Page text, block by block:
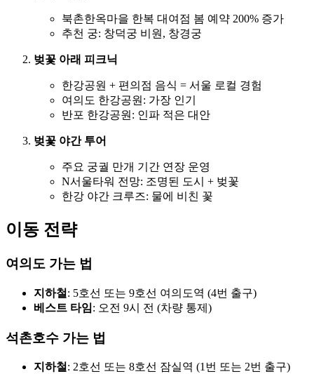
북촌한옥마을 한복 대여점 봄 예약 200% 증가
추천 궁: 창덕궁 비원, 창경궁
벚꽃 아래 피크닉
한강공원 + 편의점 음식 = 서울 로컬 경험
여의도 한강공원: 가장 인기
반포 한강공원: 인파 적은 대안
벚꽃 야간 투어
주요 궁궐 만개 기간 연장 운영
N서울타워 전망: 조명된 도시 + 벚꽃
한강 야간 크루즈: 물에 비친 꽃
이동 전략
여의도 가는 법
지하철 : 5호선 또는 9호선 여의도역 (4번 출구)
베스트 타임: 오전 9시 전 (차량 통제)
석촌호수 가는 법
지하철 : 2호선 또는 8호선 잠실역 (1번 또는 2번 출구)